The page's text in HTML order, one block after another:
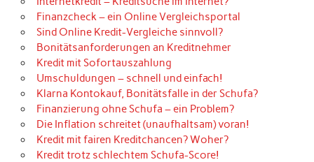
Finanzcheck – ein Online Vergleichsportal
Sind Online Kredit-Vergleiche sinnvoll?
Bonitätsanforderungen an Kreditnehmer
Kredit mit Sofortauszahlung
Umschuldungen – schnell und einfach!
Klarna Kontokauf, Bonitätsfalle in der Schufa?
Finanzierung ohne Schufa – ein Problem?
Die Inflation schreitet (unaufhaltsam) voran!
Kredit mit fairen Kreditchancen? Woher?
Kredit trotz schlechtem Schufa-Score!